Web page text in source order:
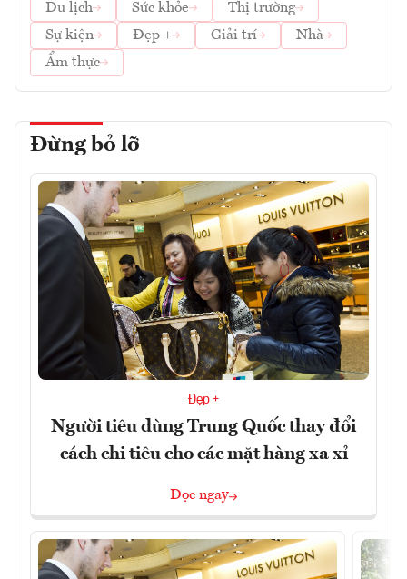
Du lịch
Sức khỏe
Thị trường
Sự kiện
Đẹp + Giải trí
Nhà
Ẩm thực
Đừng bỏ lỡ
Đẹp +
Người tiêu dùng Trung Quốc thay đổi
cách chi tiêu cho các mặt hàng xa xỉ
Đọc ngay